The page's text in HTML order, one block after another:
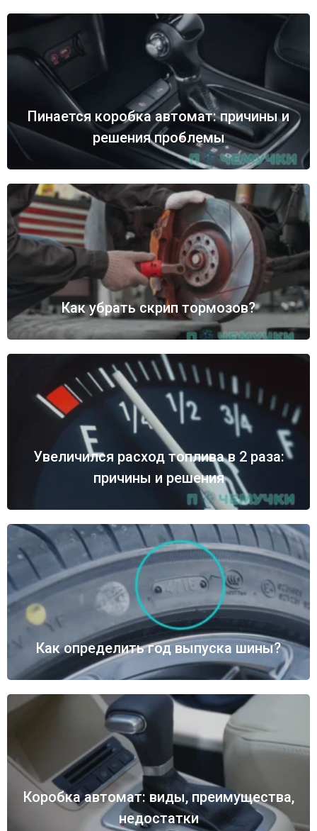
Пинается коробка автомат: причины и
решения проблемы
Как убрать скрип тормозов?
Увеличился расход топлива в 2 раза:
причины и решения
Как определить год выпуска шины?
Коробка автомат: виды, преимущества,
недостатки